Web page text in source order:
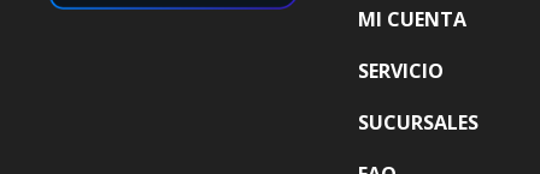
MI CUENTA
SERVICIO
SUCURSALES